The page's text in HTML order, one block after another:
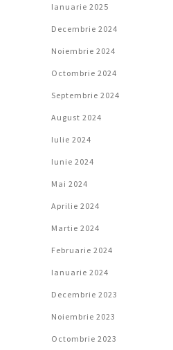
Ianuarie 2025
Decembrie 2024
Noiembrie 2024
Octombrie 2024
Septembrie 2024
August 2024
Iulie 2024
Iunie 2024
Mai 2024
Aprilie 2024
Martie 2024
Februarie 2024
Ianuarie 2024
Decembrie 2023
Noiembrie 2023
Octombrie 2023